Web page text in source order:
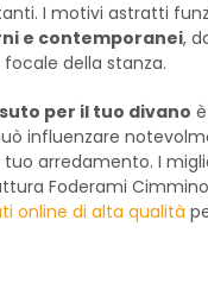
I motivi astratti
e contemporanei,
della stanza.
per il tuo divano
influenzare
arredamento. I
Foderami
online di alta qualità